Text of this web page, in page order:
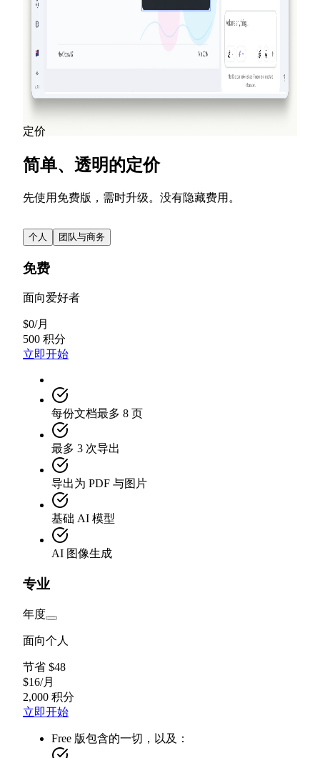
功能
为演示文稿中的任何对象添加入场、退场和强调动画。
NextDocs v1.7.0 带来了动态动画、视频导出以及全新设
计的营销体验。
阅读更多
查看所有博客文章
定价
简单、透明的定价
先使用免费版，需时升级。没有隐藏费用。
个人 团队与商务
免费
面向爱好者
$0/月
500 积分
立即开始
每份文档最多 8 页
最多 3 次导出
导出为 PDF 与图片
基础 AI 模型
AI 图像生成
专业
年度
面向个人
节省 $48
$16/月
2,000 积分
立即开始
Free 版包含的一切，以及：